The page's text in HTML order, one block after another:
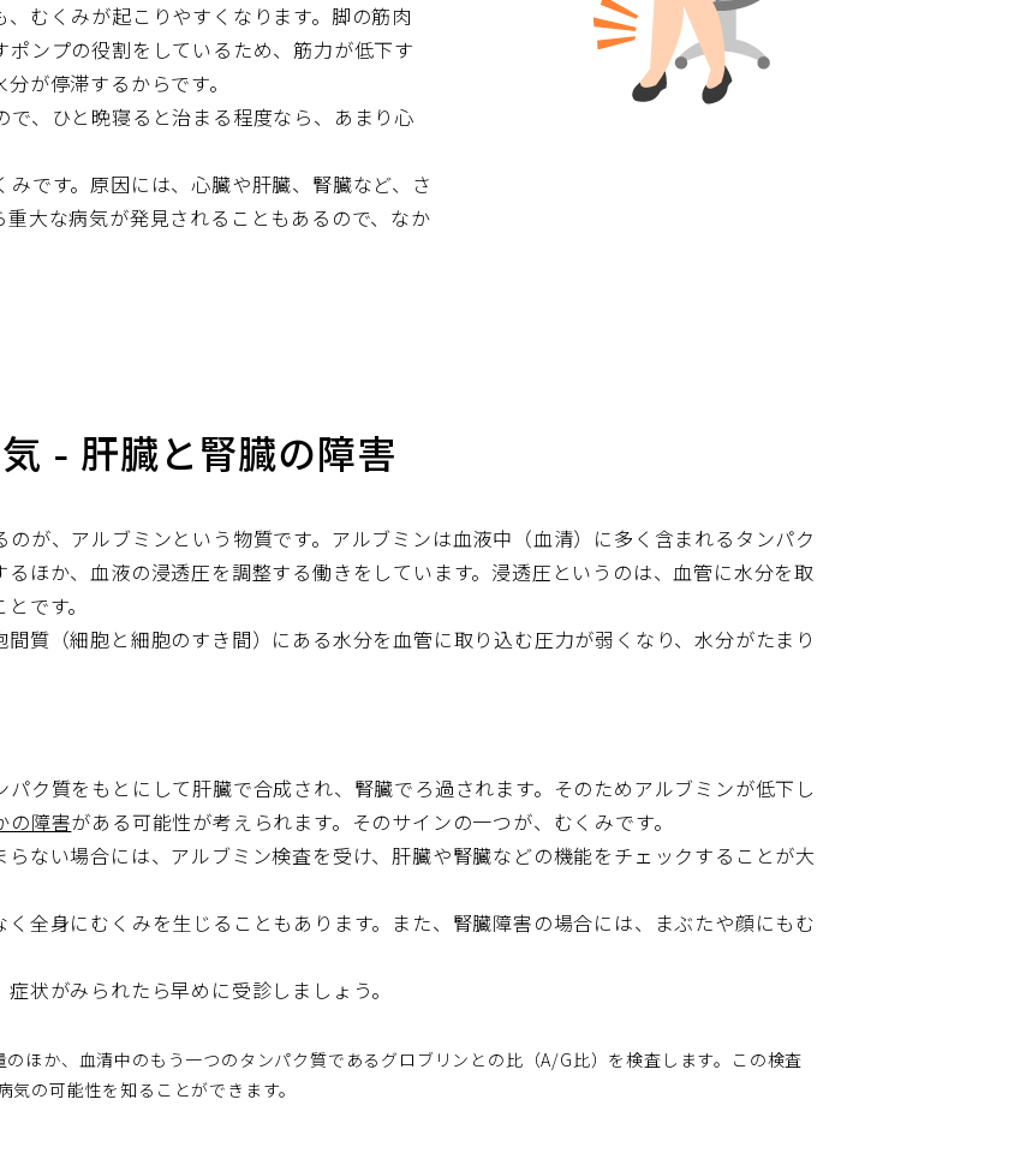
むくみが起こりやすくなります。脚の筋肉
ポンプの役割をしているため、筋力が低下す
が停滞するからです。
、ひと晩寝ると治まる程度なら、あまり心
です。原因には、心臓や肝臓、腎臓など、さ
大な病気が発見されることもあるので、なか
- 肝臓と腎臓の障害
が、アルブミンという物質です。アルブミンは血液中（血清）に多く含まれるタンパク
ほか、血液の浸透圧を調整する働きをしています。浸透圧というのは、血管に水分を取
です。
質（細胞と細胞のすき間）にある水分を血管に取り込む圧力が弱くなり、水分がたまり
ク質をもとにして肝臓で合成され、腎臓でろ過されます。そのためアルブミンが低下し
の障害がある可能性が考えられます。そのサインの一つが、むくみです。
ない場合には、アルブミン検査を受け、肝臓や腎臓などの機能をチェックすることが大
全身にむくみを生じることもあります。また、腎臓障害の場合には、まぶたや顔にもむ
状がみられたら早めに受診しましょう。
ほか、血清中のもう一つのタンパク質であるグロブリンとの比（A/G比）を検査します。この検査
の可能性を知ることができます。